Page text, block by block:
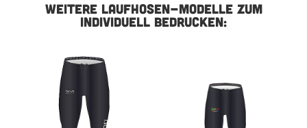
WEITERE LAUFHOSEN-MODELLE ZUM
INDIVIDUELL BEDRUCKEN: